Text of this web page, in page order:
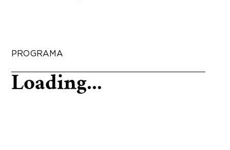
PROGRAMA
Loading...